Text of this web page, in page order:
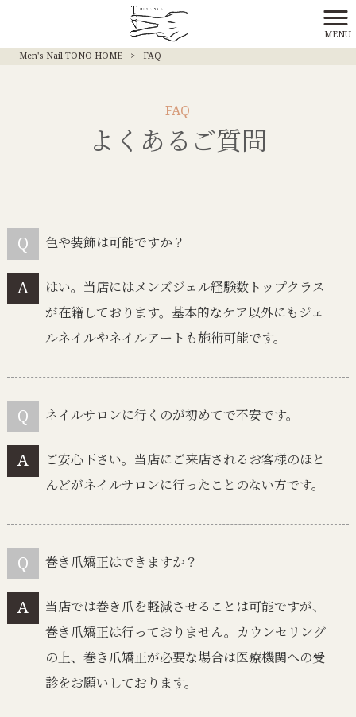
MENU
Men's Nail TONO HOME > FAQ
よくあるご質問
色や装飾は可能ですか？
はい。当店にはメンズジェル経験数トップクラス
が在籍しております。基本的なケア以外にもジェ
ルネイルやネイルアートも施術可能です。
ネイルサロンに行くのが初めてで不安です。
ご安心下さい。当店にご来店されるお客様のほと
んどがネイルサロンに行ったことのない方です。
巻き爪矯正はできますか？
当店では巻き爪を軽減させることは可能ですが、
巻き爪矯正は行っておりません。カウンセリング
の上、巻き爪矯正が必要な場合は医療機関への受
診をお願いしております。